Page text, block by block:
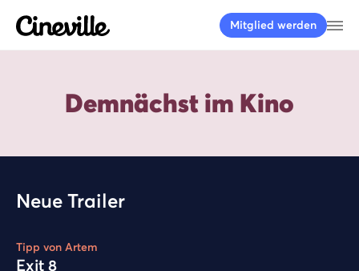
Cineville Logo
Mitglied werden
Demnächst im Kino
Neue Trailer
Tipp von Artem
Exit 8